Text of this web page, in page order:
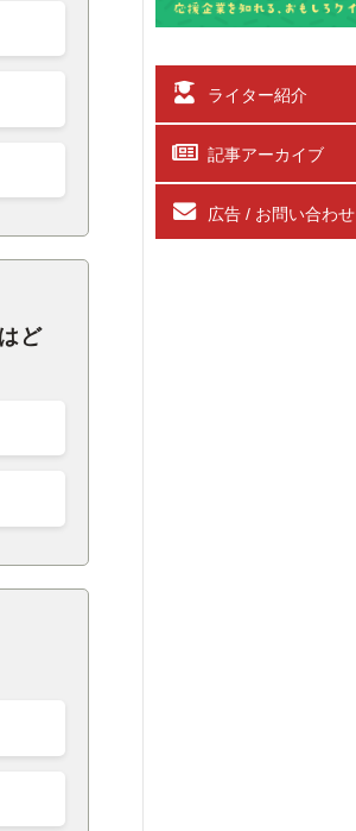
ど
ライター紹介
記事アーカイブ
広告 / お問い合わせ